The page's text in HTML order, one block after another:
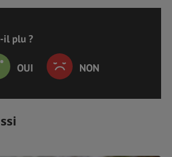
il plu ?
OUI NON